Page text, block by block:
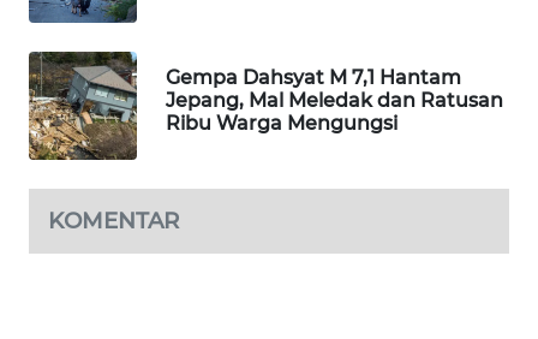
Gempa Dahsyat M 7,1 Hantam
Jepang, Mal Meledak dan Ratusan
Ribu Warga Mengungsi
KOMENTAR
Wahana
KONSUMEN
LISTRIK
MASYARAKAT
KELISTRIKAN